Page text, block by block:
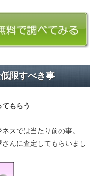
限すべき事
てもらう
スでは当たり前の事。
んに査定してもらいまし